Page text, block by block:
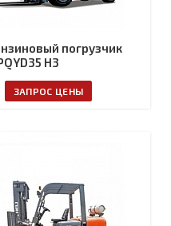
погрузчик
H3
ЗАПРОС ЦЕНЫ